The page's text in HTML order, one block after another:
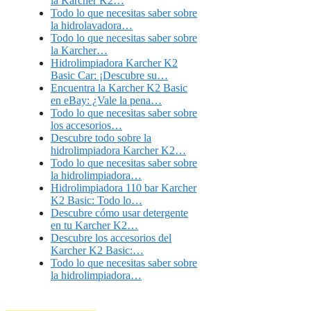
Todo lo que necesitas saber sobre
la hidrolavadora…
Todo lo que necesitas saber sobre
la Karcher…
Hidrolimpiadora Karcher K2
Basic Car: ¡Descubre su…
Encuentra la Karcher K2 Basic
en eBay: ¿Vale la pena…
Todo lo que necesitas saber sobre
los accesorios…
Descubre todo sobre la
hidrolimpiadora Karcher K2…
Todo lo que necesitas saber sobre
la hidrolimpiadora…
Hidrolimpiadora 110 bar Karcher
K2 Basic: Todo lo…
Descubre cómo usar detergente
en tu Karcher K2…
Descubre los accesorios del
Karcher K2 Basic:…
Todo lo que necesitas saber sobre
la hidrolimpiadora…